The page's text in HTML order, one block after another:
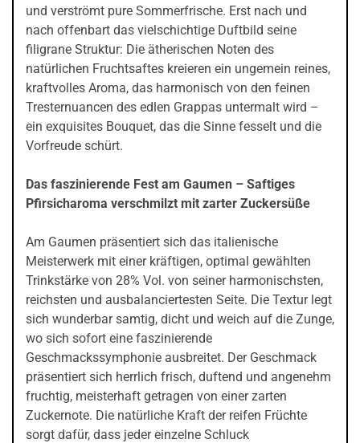
und verströmt pure Sommerfrische. Erst nach und
nach offenbart das vielschichtige Duftbild seine
filigrane Struktur: Die ätherischen Noten des
natürlichen Fruchtsaftes kreieren ein ungemein reines,
kraftvolles Aroma, das harmonisch von den feinen
Tresternuancen des edlen Grappas untermalt wird –
ein exquisites Bouquet, das die Sinne fesselt und die
Vorfreude schürt.
Das faszinierende Fest am Gaumen – Saftiges
Pfirsicharoma verschmilzt mit zarter Zuckersüße
Am Gaumen präsentiert sich das italienische
Meisterwerk mit einer kräftigen, optimal gewählten
Trinkstärke von 28% Vol. von seiner harmonischsten,
reichsten und ausbalanciertesten Seite. Die Textur legt
sich wunderbar samtig, dicht und weich auf die Zunge,
wo sich sofort eine faszinierende
Geschmackssymphonie ausbreitet. Der Geschmack
präsentiert sich herrlich frisch, duftend und angenehm
fruchtig, meisterhaft getragen von einer zarten
Zuckernote. Die natürliche Kraft der reifen Früchte
sorgt dafür, dass jeder einzelne Schluck